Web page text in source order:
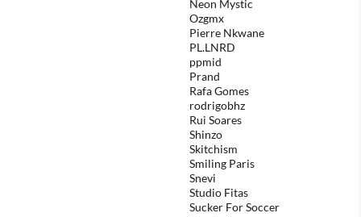
Neon Mystic
Ozgmx
Pierre Nkwane
PL.LNRD
ppmid
Prand
Rafa Gomes
rodrigobhz
Rui Soares
Shinzo
Skitchism
Smiling Paris
Snevi
Studio Fitas
Sucker For Soccer